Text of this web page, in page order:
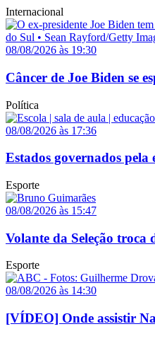
Internacional
08/08/2026 às 19:30
Câncer de Joe Biden se
Política
08/08/2026 às 17:36
Estados governados pela
Esporte
08/08/2026 às 15:47
Volante da Seleção troca
Esporte
08/08/2026 às 14:30
[VÍDEO] Onde assistir